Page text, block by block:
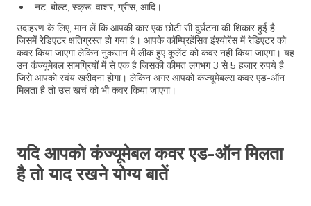
नट, बोल्ट, स्क्रू, वाशर, ग्रीस, आदि।
उदाहरण के लिए, मान लें कि आपकी कार एक छोटी सी दुर्घटना की शिकार हुई है
जिसमें रेडिएटर क्षतिग्रस्त हो गया है। आपके कॉम्प्रिहेंसिव इंश्योरेंस में रेडिएटर को
कवर किया जाएगा लेकिन नुकसान में लीक हुए कूलेंट को कवर नहीं किया जाएगा। यह
उन कंज्यूमेबल सामग्रियों में से एक है जिसकी कीमत लगभग 3 से 5 हजार रुपये है
जिसे आपको स्वंय खरीदना होगा। लेकिन अगर आपको कंज्यूमेबल्स कवर एड-ऑन
मिलता है तो उस खर्च को भी कवर किया जाएगा।
यदि आपको कंज्यूमेबल कवर एड-ऑन मिलता
है तो याद रखने योग्य बातें